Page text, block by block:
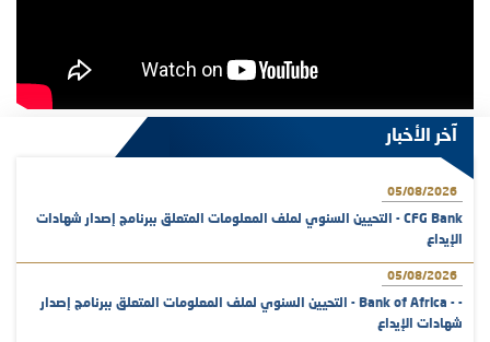
آخر الأخبار
05/08/2026
CFG Bank - التحيين السنوي لملف المعلومات المتعلق ببرنامج إصدار شهادات
الإيداع
05/08/2026
- - Bank of Africa - التحيين السنوي لملف المعلومات المتعلق ببرنامج إصدار
شهادات الإيداع